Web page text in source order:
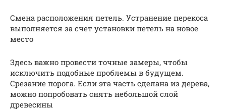
Смена расположения петель. Устранение перекоса
выполняется за счет установки петель на новое
место
Здесь важно провести точные замеры, чтобы
исключить подобные проблемы в будущем.
Срезание порога. Если эта часть сделана из дерева,
можно попробовать снять небольшой слой
древесины